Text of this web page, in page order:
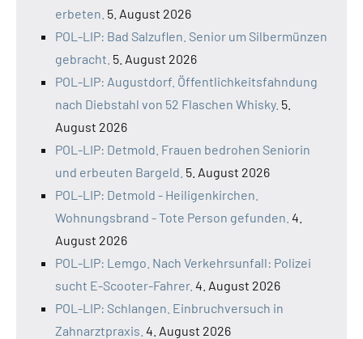
erbeten. 5. August 2026
POL-LIP: Bad Salzuflen. Senior um Silbermünzen
gebracht. 5. August 2026
POL-LIP: Augustdorf. Öffentlichkeitsfahndung
nach Diebstahl von 52 Flaschen Whisky. 5.
August 2026
POL-LIP: Detmold. Frauen bedrohen Seniorin
und erbeuten Bargeld. 5. August 2026
POL-LIP: Detmold - Heiligenkirchen.
Wohnungsbrand - Tote Person gefunden. 4.
August 2026
POL-LIP: Lemgo. Nach Verkehrsunfall: Polizei
sucht E-Scooter-Fahrer. 4. August 2026
POL-LIP: Schlangen. Einbruchversuch in
Zahnarztpraxis. 4. August 2026